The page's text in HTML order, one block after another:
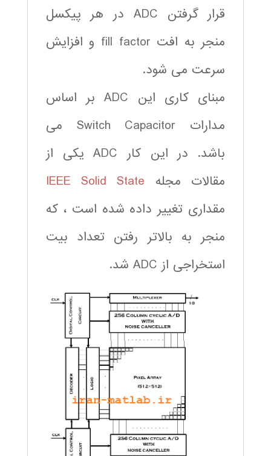
قرار گرفتن ADC در هر پیکسل
منجر به افت fill factor و افزایش
سرعت می شود.
مبنای کاری این ADC بر اساس
مدارات Switch Capacitor می
باشد. در این کار ADC یکی از
مقالات مجله IEEE Solid State
مقداری تغییر داده شده است ، که
منجر به بالاتر رفتن تعداد بیت
استخراجی از ADC شد.